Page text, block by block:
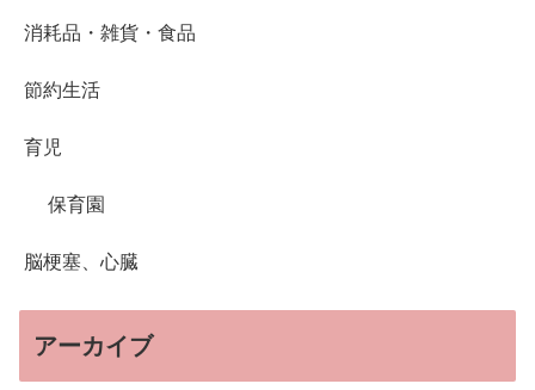
消耗品・雑貨・食品
節約生活
育児
保育園
脳梗塞、心臓
アーカイブ